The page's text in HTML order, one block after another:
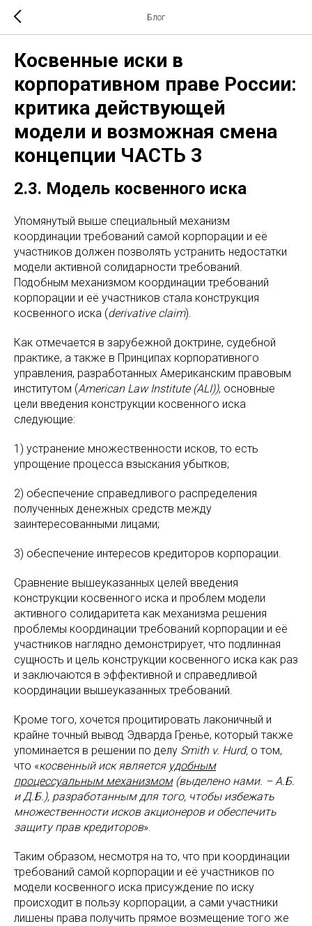
Блог
Косвенные иски в
корпоративном праве России:
критика действующей
модели и возможная смена
концепции ЧАСТЬ 3
2.3. Модель косвенного иска
Упомянутый выше специальный механизм
координации требований самой корпорации и её
участников должен позволять устранить недостатки
модели активной солидарности требований.
Подобным механизмом координации требований
корпорации и её участников стала конструкция
косвенного иска (derivative claim).
Как отмечается в зарубежной доктрине, судебной
практике, а также в Принципах корпоративного
управления, разработанных Американским правовым
институтом (American Law Institute (ALI)), основные
цели введения конструкции косвенного иска
следующие:
1) устранение множественности исков, то есть
упрощение процесса взыскания убытков;
2) обеспечение справедливого распределения
полученных денежных средств между
заинтересованными лицами;
3) обеспечение интересов кредиторов корпорации.
Сравнение вышеуказанных целей введения
конструкции косвенного иска и проблем модели
активного солидаритета как механизма решения
проблемы координации требований корпорации и её
участников наглядно демонстрирует, что подлинная
сущность и цель конструкции косвенного иска как раз
и заключаются в эффективной и справедливой
координации вышеуказанных требований.
Кроме того, хочется процитировать лаконичный и
крайне точный вывод Эдварда Гренье, который также
упоминается в решении по делу Smith v. Hurd, о том,
что «косвенный иск является удобным
процессуальным механизмом(выделено нами. – А.Б.
и Д.Б.), разработанным для того, чтобы избежать
множественности исков акционеров и обеспечить
защиту прав кредиторов».
Таким образом, несмотря на то, что при координации
требований самой корпорации и её участников по
модели косвенного иска присуждение по иску
происходит в пользу корпорации, а сами участники
лишены права получить прямое возмещение того же